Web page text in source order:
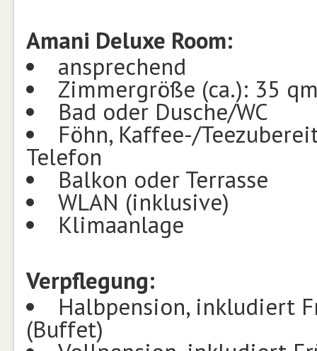
Amani Deluxe Room:
ansprechend
Zimmergröße (ca.): 35
Bad oder Dusche/WC
Föhn, Kaffee-/
Telefon
Balkon oder Terrasse
WLAN (inklusive)
Klimaanlage
Verpflegung:
Halbpension, inkludiert
(Buffet)